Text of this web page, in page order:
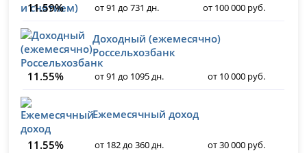
11.59%
от 91 до 731 дн. от 100 000 руб.
Доходный (ежемесячно)
Россельхозбанк
11.55%
от 91 до 1095 дн. от 10 000 руб.
Ежемесячный доход
11.55% от 182 до 360 дн. от 30 000 руб.